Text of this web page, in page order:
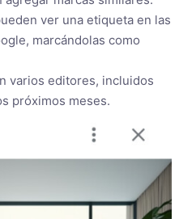
ver una etiqueta en las
marcándolas como
varios editores, incluidos
próximos meses.